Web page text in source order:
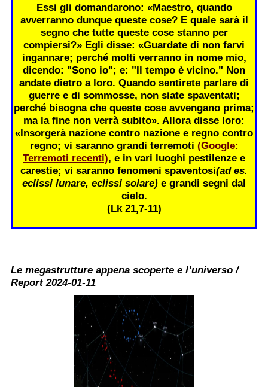
Essi gli domandarono: «Maestro, quando
avverranno dunque queste cose? E quale sarà il
segno che tutte queste cose stanno per
compiersi?» Egli disse: «Guardate di non farvi
ingannare; perché molti verranno in nome mio,
dicendo: "Sono io"; e: "Il tempo è vicino." Non
andate dietro a loro. Quando sentirete parlare di
guerre e di sommosse, non siate spaventati;
perché bisogna che queste cose avvengano prima;
ma la fine non verrà subito». Allora disse loro:
«Insorgerà nazione contro nazione e regno contro
regno; vi saranno grandi terremoti (Google:
Terremoti recenti), e in vari luoghi pestilenze e
carestie; vi saranno fenomeni spaventosi(ad es.
eclissi lunare, eclissi solare) e grandi segni dal
cielo.
(Lk 21,7-11)
Le megastrutture appena scoperte e l’universo /
Report 2024-01-11